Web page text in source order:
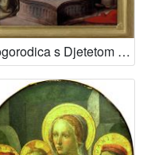
Bogorodica s Djetetom i svetima Franjom i Jeronimom